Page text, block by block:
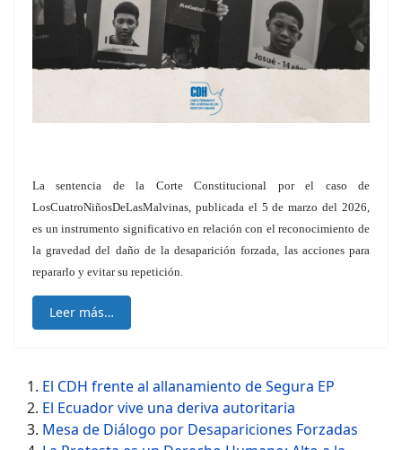
La sentencia de la Corte Constitucional por el caso de
LosCuatroNiñosDeLasMalvinas, publicada el 5 de marzo del 2026,
es un instrumento significativo en relación con el reconocimiento de
la gravedad del daño de la desaparición forzada, las acciones para
repararlo y evitar su repetición.
Leer más…
El CDH frente al allanamiento de Segura EP
El Ecuador vive una deriva autoritaria
Mesa de Diálogo por Desapariciones Forzadas